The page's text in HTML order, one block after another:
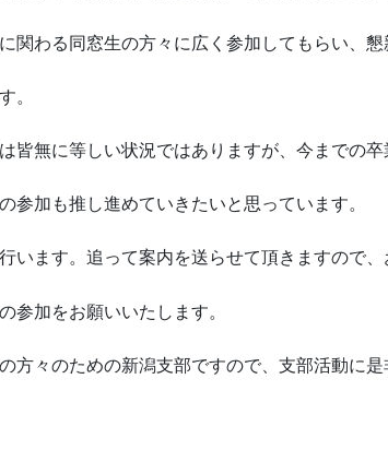
関わる同窓生の方々に広く参加してもらい、懇
。
皆無に等しい状況ではありますが、今までの卒
参加も推し進めていきたいと思っています。
います。追って案内を送らせて頂きますので、
参加をお願いいたします。
方々のための新潟支部ですので、支部活動に是